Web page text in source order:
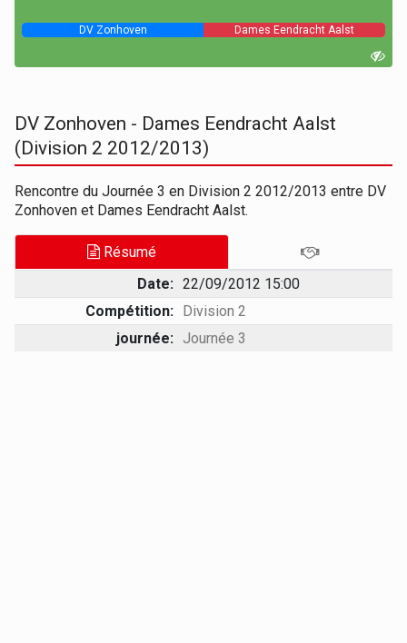
DV Zonhoven Dames Eendracht Aalst
DV Zonhoven - Dames Eendracht Aalst
(Division 2 2012/2013)
Rencontre du Journée 3 en Division 2 2012/2013 entre DV
Zonhoven et Dames Eendracht Aalst.
Résumé
Date: 22/09/2012 15:00
Compétition: Division 2
journée: Journée 3